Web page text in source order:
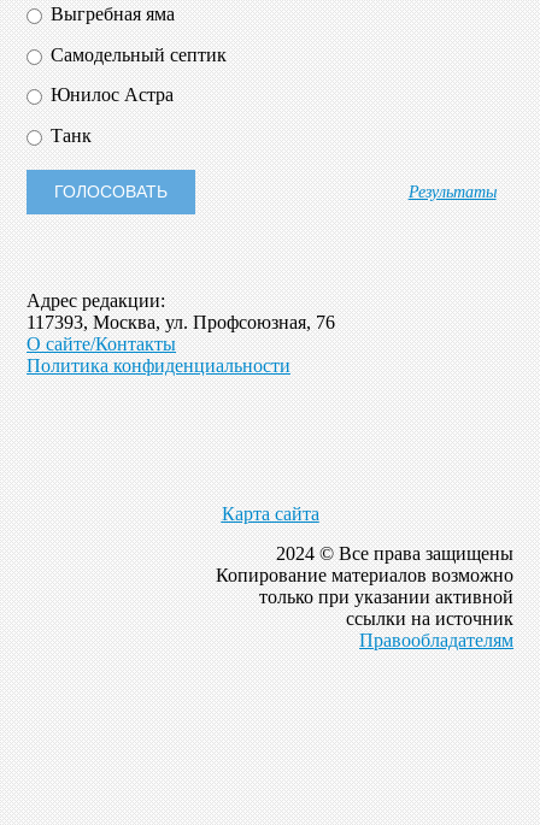
Выгребная яма
Самодельный септик
Юнилос Астра
Танк
Результаты
Адрес редакции:
117393, Москва, ул. Профсоюзная, 76
О сайте/Контакты
Политика конфиденциальности
Карта сайта
2024 © Все права защищены
Копирование материалов возможно
только при указании активной
ссылки на источник
Правообладателям